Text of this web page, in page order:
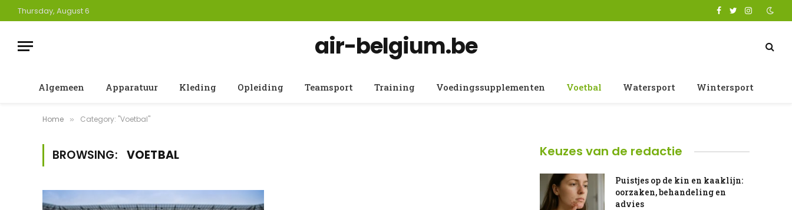
Thursday, August 6 Facebook
TwitterInstagram
air-belgium.be
Algemeen Apparatuur Kleding Opleiding Teamsport Training Voedingssupplementen Voetbal Watersport Wintersport
Home » Category: "Voetbal"
BROWSING: VOETBAL Keuzes van de redactie
Puistjes op de kin en kaaklijn:
oorzaken, behandeling en
advies